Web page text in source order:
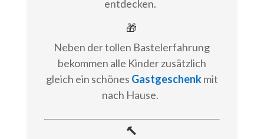
entdecken.
🎁
Neben der tollen Bastelerfahrung
bekommen alle Kinder zusätzlich
gleich ein schönes Gastgeschenkmit
nach Hause.
🔨